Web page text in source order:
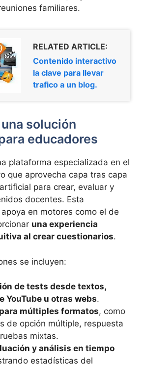
familiares.
RELATED ARTICLE:
Contenido interactivo
la clave para llevar
trafico a un blog.
solución
educadores
plataforma especializada en el
que aprovecha capa tras capa
para crear, evaluar y
docentes. Esta
en motores como el de
una experiencia
al crear cuestionarios.
se incluyen:
de tests desde textos,
YouTube u otras webs.
múltiples formatos, como
de opción múltiple, respuesta
mixtas.
y análisis en tiempo
estadísticas del